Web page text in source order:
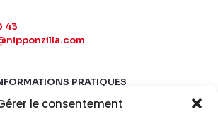
le consentement
43
PRATIQUES
MARDI-SAMEDI